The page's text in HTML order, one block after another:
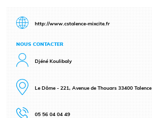
http://www.cstalence-mixcite.fr
NOUS CONTACTER
Djéné Koulibaly
Le Dôme - 221, Avenue de Thouars 33400 Talence
05 56 04 04 49